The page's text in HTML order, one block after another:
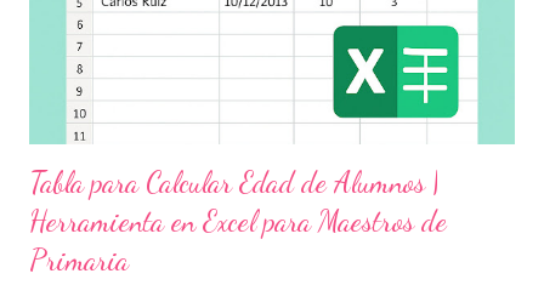
maltrato, acoso escolar y abuso infantil Desarrollar habilidades
como la empatía, la comunicación y el autocuidado Aplicar ...
Tabla para Calcular Edad de Alumnos |
Herramienta en Excel para Maestros de
Primaria